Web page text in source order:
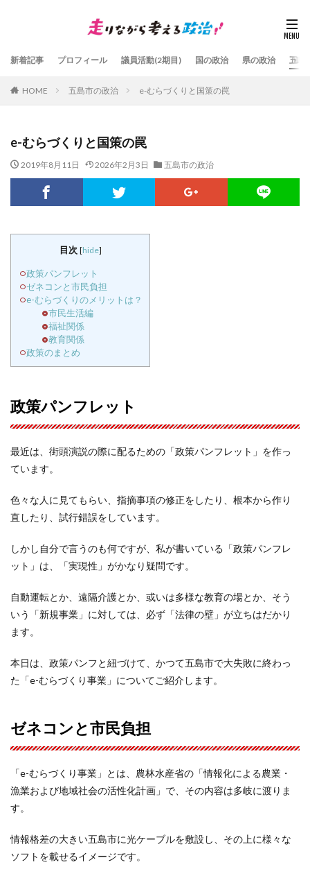
新着記事 プロフィール 議員活動(2期目) 国の政治 県の政治 五島
HOME 五島市の政治 e-むらづくりと国策の罠
e-むらづくりと国策の罠
2019年8月11日 2026年2月3日 五島市の政治
目次 [hide]
政策パンフレット
ゼネコンと市民負担
e-むらづくりのメリットは？
市民生活編
福祉関係
教育関係
政策のまとめ
政策パンフレット
最近は、街頭演説の際に配るための「政策パンフレット」を作っ
ています。
色々な人に見てもらい、指摘事項の修正をしたり、根本から作り
直したり、試行錯誤をしています。
しかし自分で言うのも何ですが、私が書いている「政策パンフレ
ット」は、「実現性」がかなり疑問です。
自動運転とか、遠隔介護とか、或いは多様な教育の場とか、そう
いう「新規事業」に対しては、必ず「法律の壁」が立ちはだかり
ます。
本日は、政策パンフと紐づけて、かつて五島市で大失敗に終わっ
た「e-むらづくり事業」についてご紹介します。
ゼネコンと市民負担
「e-むらづくり事業」とは、農林水産省の「情報化による農業・
漁業および地域社会の活性化計画」で、その内容は多岐に渡りま
す。
情報格差の大きい五島市に光ケーブルを敷設し、その上に様々な
ソフトを載せるイメージです。